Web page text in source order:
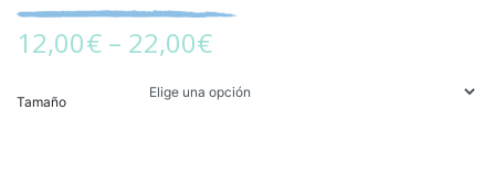
12,00€– 22,00€
Tamaño